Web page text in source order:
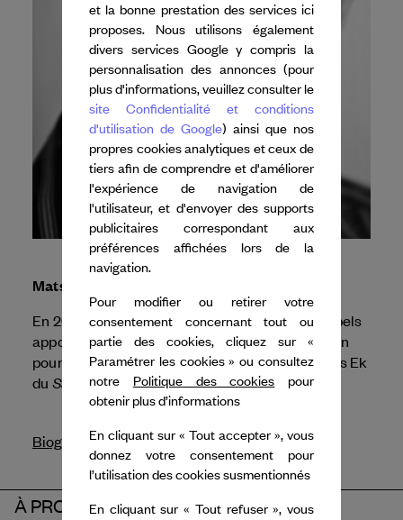
Mats Ek
En 2026, Dance Reflections byVan Cleef & Arpels
apporte son soutien au Ballet de l'Opéra de Lyon
pour l'entrée au répertoire de la version de Mats Ek
du Sacre du printemps
Biographie
À PROPOS DU PARTENAIRE
et la bonne prestation des services ici
proposes. Nous utilisons également
divers services Google y compris la
personnalisation des annonces (pour
plus d'informations, veuillez consulter le
site Confidentialité et conditions
d'utilisation de Google) ainsi que nos
propres cookies analytiques et ceux de
tiers afin de comprendre et d'améliorer
l'expérience de navigation de
l'utilisateur, et d'envoyer des supports
publicitaires correspondant aux
préférences affichées lors de la
navigation.
Pour modifier ou retirer votre
consentement concernant tout ou
partie des cookies, cliquez sur «
Paramétrer les cookies » ou consultez
notre Politique des cookies pour
obtenir plus d’informations
En cliquant sur « Tout accepter », vous
donnez votre consentement pour
l’utilisation des cookies susmentionnés
En cliquant sur « Tout refuser », vous